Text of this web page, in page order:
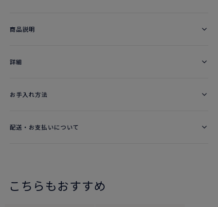
商品説明
詳細​
お手入れ方法
配送・お支払いについて
こちらもおすすめ